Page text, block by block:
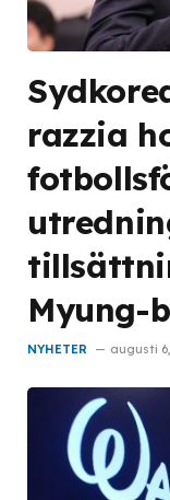
razzia
Myung-
NYHETER augusti